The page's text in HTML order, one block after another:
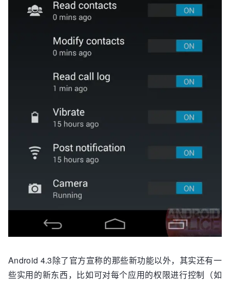
Android 4.3除了官方宣称的那些新功能以外，其实还有一
些实用的新东西，比如可对每个应用的权限进行控制（如